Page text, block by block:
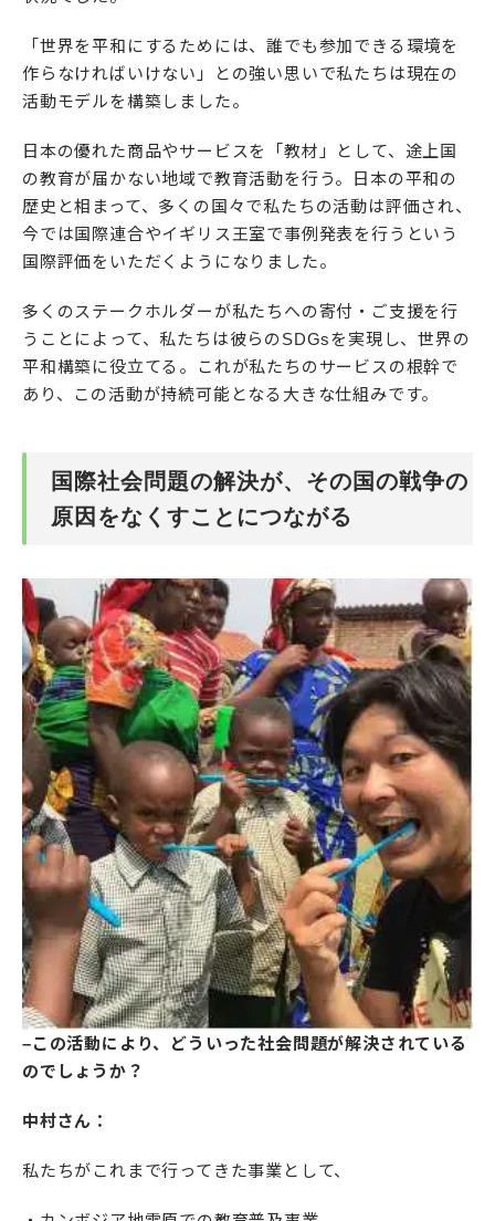
「世界を平和にするためには、誰でも参加できる環境を
作らなければいけない」との強い思いで私たちは現在の
活動モデルを構築しました。
日本の優れた商品やサービスを「教材」として、途上国
の教育が届かない地域で教育活動を行う。日本の平和の
歴史と相まって、多くの国々で私たちの活動は評価され、
今では国際連合やイギリス王室で事例発表を行うという
国際評価をいただくようになりました。
多くのステークホルダーが私たちへの寄付・ご支援を行
うことによって、私たちは彼らのSDGsを実現し、世界の
平和構築に役立てる。これが私たちのサービスの根幹で
あり、この活動が持続可能となる大きな仕組みです。
国際社会問題の解決が、その国の戦争の
原因をなくすことにつながる
–この活動により、どういった社会問題が解決されている
のでしょうか？
中村さん：
私たちがこれまで行ってきた事業として、